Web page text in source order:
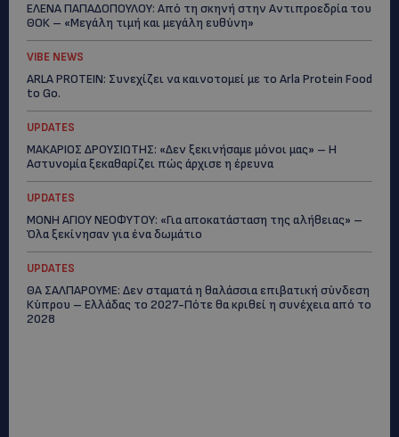
ΕΛΕΝΑ ΠΑΠΑΔΟΠΟΥΛΟΥ: Από τη σκηνή στην Αντιπροεδρία του
ΘΟΚ – «Μεγάλη τιμή και μεγάλη ευθύνη»
VIBE NEWS
ARLA PROTEIN: Συνεχίζει να καινοτομεί με το Arla Protein Food
to Go.
UPDATES
ΜΑΚΑΡΙΟΣ ΔΡΟΥΣΙΩΤΗΣ: «Δεν ξεκινήσαμε μόνοι μας» – Η
Αστυνομία ξεκαθαρίζει πώς άρχισε η έρευνα
UPDATES
ΜΟΝΗ ΑΓΙΟΥ ΝΕΟΦΥΤΟΥ: «Για αποκατάσταση της αλήθειας» –
Όλα ξεκίνησαν για ένα δωμάτιο
UPDATES
ΘΑ ΣΑΛΠΑΡΟΥΜΕ: Δεν σταματά η θαλάσσια επιβατική σύνδεση
Κύπρου – Ελλάδας το 2027-Πότε θα κριθεί η συνέχεια από το
2028